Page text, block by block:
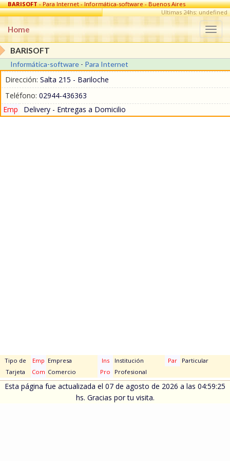
BARISOFT- Para Internet - Informática-software - Buenos Aires
Ultimas 24hs: undefined
Home
BARISOFT
Informática-software - Para Internet
Dirección: Salta 215 - Bariloche
Teléfono: 02944-436363
Emp
Delivery - Entregas a Domicilio
Tipo de
Tarjeta
Emp Empresa Ins Institución Par
Particular
Com Comercio Pro Profesional
Esta página fue actualizada el 07 de agosto de 2026 a las 04:59:25
hs. Gracias por tu visita.